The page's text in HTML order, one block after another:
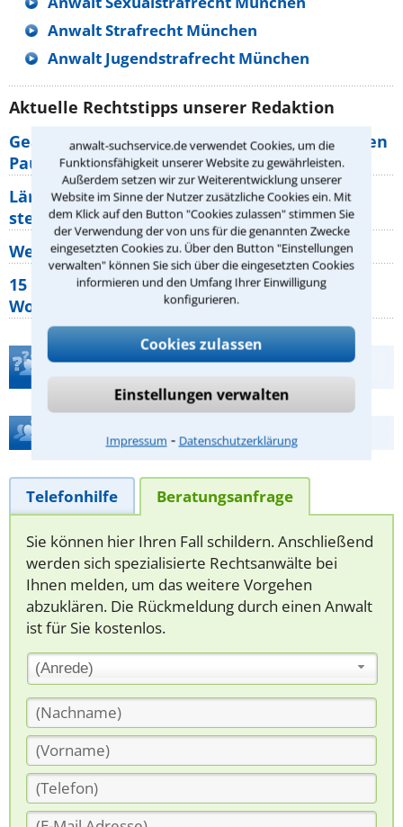
anwalt-suchservice.de verwendet Cookies, um die
Funktionsfähigkeit unserer Website zu gewährleisten.
Außerdem setzen wir zur Weiterentwicklung unserer
Website im Sinne der Nutzer zusätzliche Cookies ein. Mit
dem Klick auf den Button "Cookies zulassen" stimmen Sie
der Verwendung der von uns für die genannten Zwecke
eingesetzten Cookies zu. Über den Button "Einstellungen
verwalten" können Sie sich über die eingesetzten Cookies
informieren und den Umfang Ihrer Einwilligung
konfigurieren.
Cookies zulassen
Einstellungen verwalten
Impressum ⁃ Datenschutzerklärung
Anwalt Strafrecht München
Anwalt Jugendstrafrecht München
Aktuelle Rechtstipps unserer Redaktion
Geänderte Abflugzeiten: Welche Rechte haben
Pauschalurlauber?
Lärm von den Nachbarn: Welche Rechte
stehen mir zu?
Wer muss Zweitwohnungssteuer zahlen?
15 elementare Rechte, die jeder
Wohnungseigentümer kennen sollte
Teste Dein Rechtswissen
Hilfe bei Ihrer Anwaltsuche?
Telefonhilfe Beratungsanfrage
Sie können hier Ihren Fall schildern. Anschließend
werden sich spezialisierte Rechtsanwälte bei
Ihnen melden, um das weitere Vorgehen
abzuklären. Die Rückmeldung durch einen Anwalt
ist für Sie kostenlos.
(Anrede)